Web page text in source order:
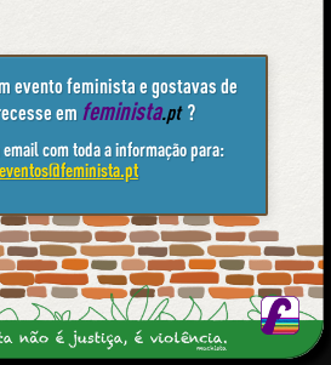
evento feminista e gostavas de
em feminista.pt ?
com toda a informação para:
eventos@feminista.pt